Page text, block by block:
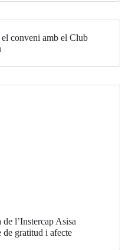
conveni amb el Club
l’Instercap Asisa
de gratitud i afecte